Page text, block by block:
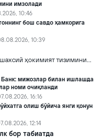
имзолади
10:46
бош савдо ҳамкорига
10:39
ҳокимият тизимини
ва ҳокимиятни
Таҳлилчилар фикрича, бу
келиши мумкин.
Банк: мижозлар билан ишлашда
номи очиқланди
16:16
олиш бўйича янги қонун
12:14
бор табиатда